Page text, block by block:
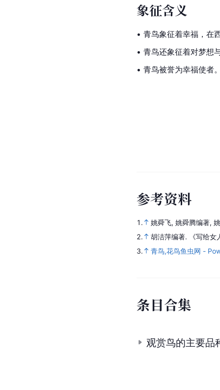
象征含义
• 青鸟象征着幸福，在
• 青鸟还象征着对梦想
• 青鸟被誉为幸福使者
参考资料
1.
姚舜飞, 姚舜腾编著,
2.
胡洁萍编著.
《写给
3.
青鸟,花鸟鱼虫网 -
条目合集
观赏鸟的主要品